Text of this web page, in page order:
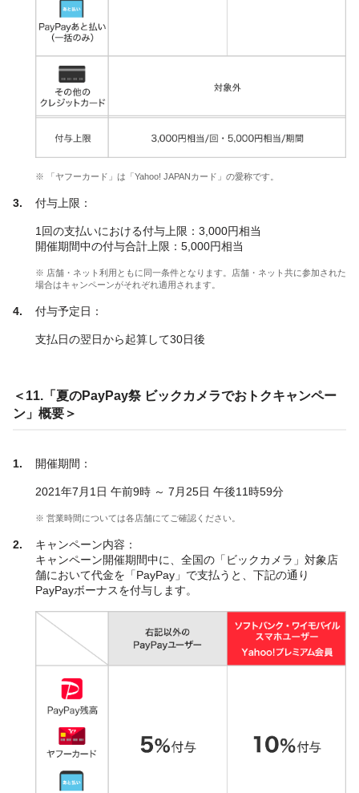
※ 「ヤフーカード」は「Yahoo! JAPANカード」の愛称です。
付与上限：
1回の支払いにおける付与上限：3,000円相当
開催期間中の付与合計上限：5,000円相当
※ 店舗・ネット利用ともに同一条件となります。店舗・ネット共に参加された
場合はキャンペーンがそれぞれ適用されます。
付与予定日：
支払日の翌日から起算して30日後
＜11.「夏のPayPay祭 ビックカメラでおトクキャンペー
ン」概要＞
開催期間：
2021年7月1日 午前9時 ～ 7月25日 午後11時59分
※ 営業時間については各店舗にてご確認ください。
キャンペーン内容：
キャンペーン開催期間中に、全国の「ビックカメラ」対象店
舗において代金を「PayPay」で支払うと、下記の通り
PayPayボーナスを付与します。